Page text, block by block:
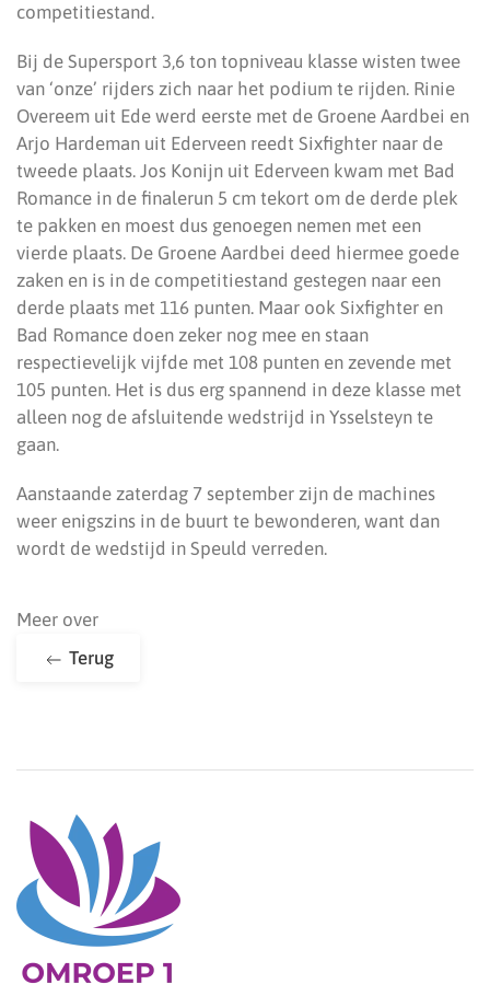
competitiestand.
Bij de Supersport 3,6 ton topniveau klasse wisten twee
van ‘onze’ rijders zich naar het podium te rijden. Rinie
Overeem uit Ede werd eerste met de Groene Aardbei en
Arjo Hardeman uit Ederveen reedt Sixfighter naar de
tweede plaats. Jos Konijn uit Ederveen kwam met Bad
Romance in de finalerun 5 cm tekort om de derde plek
te pakken en moest dus genoegen nemen met een
vierde plaats. De Groene Aardbei deed hiermee goede
zaken en is in de competitiestand gestegen naar een
derde plaats met 116 punten. Maar ook Sixfighter en
Bad Romance doen zeker nog mee en staan
respectievelijk vijfde met 108 punten en zevende met
105 punten. Het is dus erg spannend in deze klasse met
alleen nog de afsluitende wedstrijd in Ysselsteyn te
gaan.
Aanstaande zaterdag 7 september zijn de machines
weer enigszins in de buurt te bewonderen, want dan
wordt de wedstijd in Speuld verreden.
Meer over
Terug